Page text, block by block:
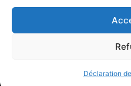
Déclaration